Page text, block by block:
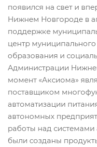
появился на свет и
Нижнем Новгороде в
поддержке
центр
образования и
Администрации
момент «Аксиома»
поставщиком
автоматизации
автономных
работы над системами
были созданы